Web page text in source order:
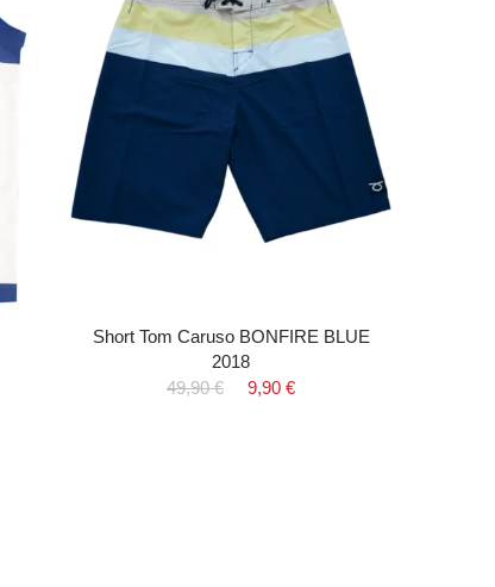
Short Tom Caruso BONFIRE BLUE
2018
49,90 €
9,90 €